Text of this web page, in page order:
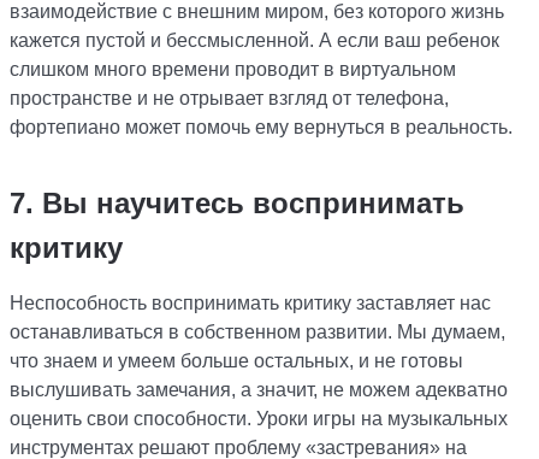
взаимодействие с внешним миром, без которого жизнь
кажется пустой и бессмысленной. А если ваш ребенок
слишком много времени проводит в виртуальном
пространстве и не отрывает взгляд от телефона,
фортепиано может помочь ему вернуться в реальность.
7. Вы научитесь воспринимать
критику
Неспособность воспринимать критику заставляет нас
останавливаться в собственном развитии. Мы думаем,
что знаем и умеем больше остальных, и не готовы
выслушивать замечания, а значит, не можем адекватно
оценить свои способности. Уроки игры на музыкальных
инструментах решают проблему «застревания» на